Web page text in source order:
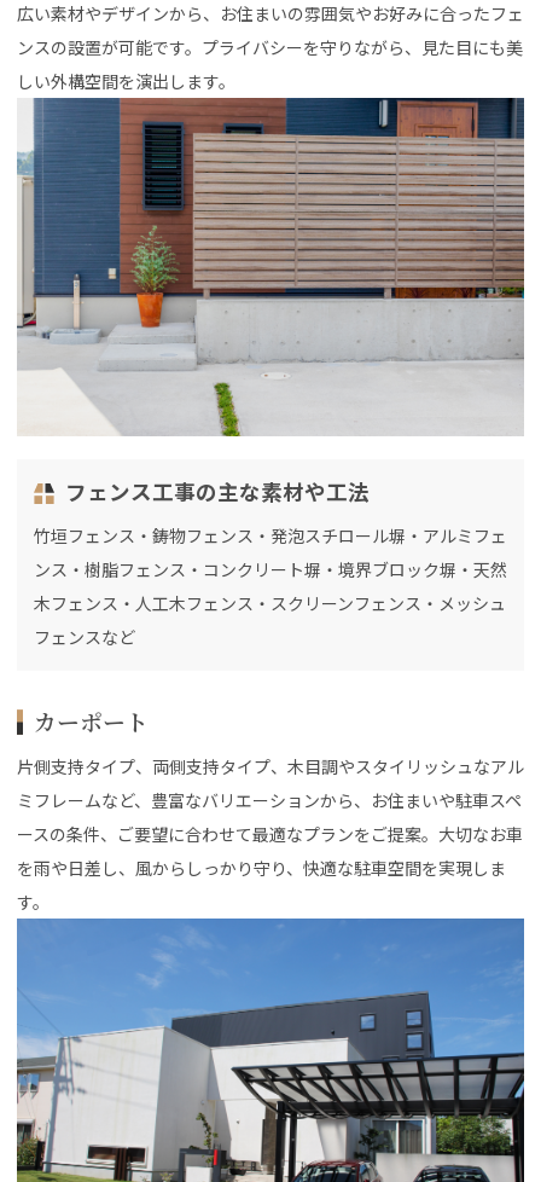
広い素材やデザインから、お住まいの雰囲気やお好みに合ったフェ
ンスの設置が可能です。プライバシーを守りながら、見た目にも美
しい外構空間を演出します。
フェンス工事の主な素材や工法
竹垣フェンス・鋳物フェンス・発泡スチロール塀・アルミフェ
ンス・樹脂フェンス・コンクリート塀・境界ブロック塀・天然
木フェンス・人工木フェンス・スクリーンフェンス・メッシュ
フェンスなど
カーポート
片側支持タイプ、両側支持タイプ、木目調やスタイリッシュなアル
ミフレームなど、豊富なバリエーションから、お住まいや駐車スペ
ースの条件、ご要望に合わせて最適なプランをご提案。大切なお車
を雨や日差し、風からしっかり守り、快適な駐車空間を実現しま
す。